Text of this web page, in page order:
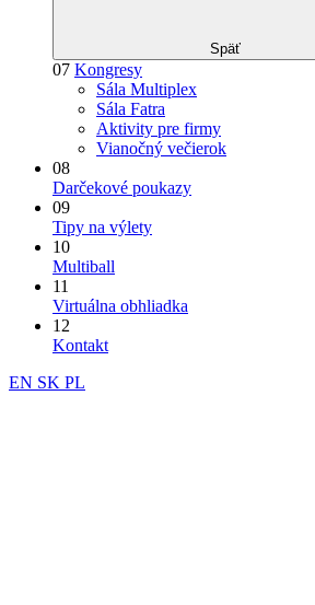
Späť
07 Kongresy
Sála Multiplex
Sála Fatra
Aktivity pre firmy
Vianočný večierok
08
Darčekové poukazy
09
Tipy na výlety
10
Multiball
11
Virtuálna obhliadka
12
Kontakt
EN SK PL